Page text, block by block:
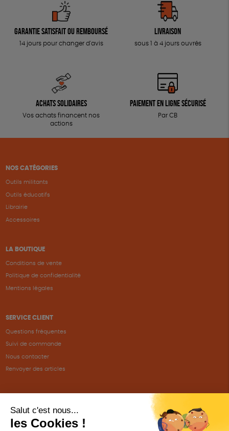
Garantie satisfait ou remboursé
14 jours pour changer d'avis
Livraison
sous 1 à 4 jours ouvrés
Achats solidaires
Vos achats financent nos
actions
Paiement en ligne sécurisé
Par CB
NOS CATÉGORIES
Outils militants
Outils éducatifs
Librairie
Accessoires
LA BOUTIQUE
Conditions de vente
Politique de confidentialité
Mentions légales
SERVICE CLIENT
Questions fréquentes
Suivi de commande
Nous contacter
Renvoyer des articles